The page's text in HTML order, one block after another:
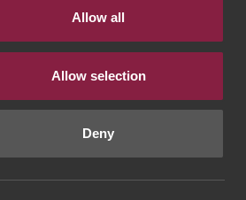
Allow all
Allow selection
Deny